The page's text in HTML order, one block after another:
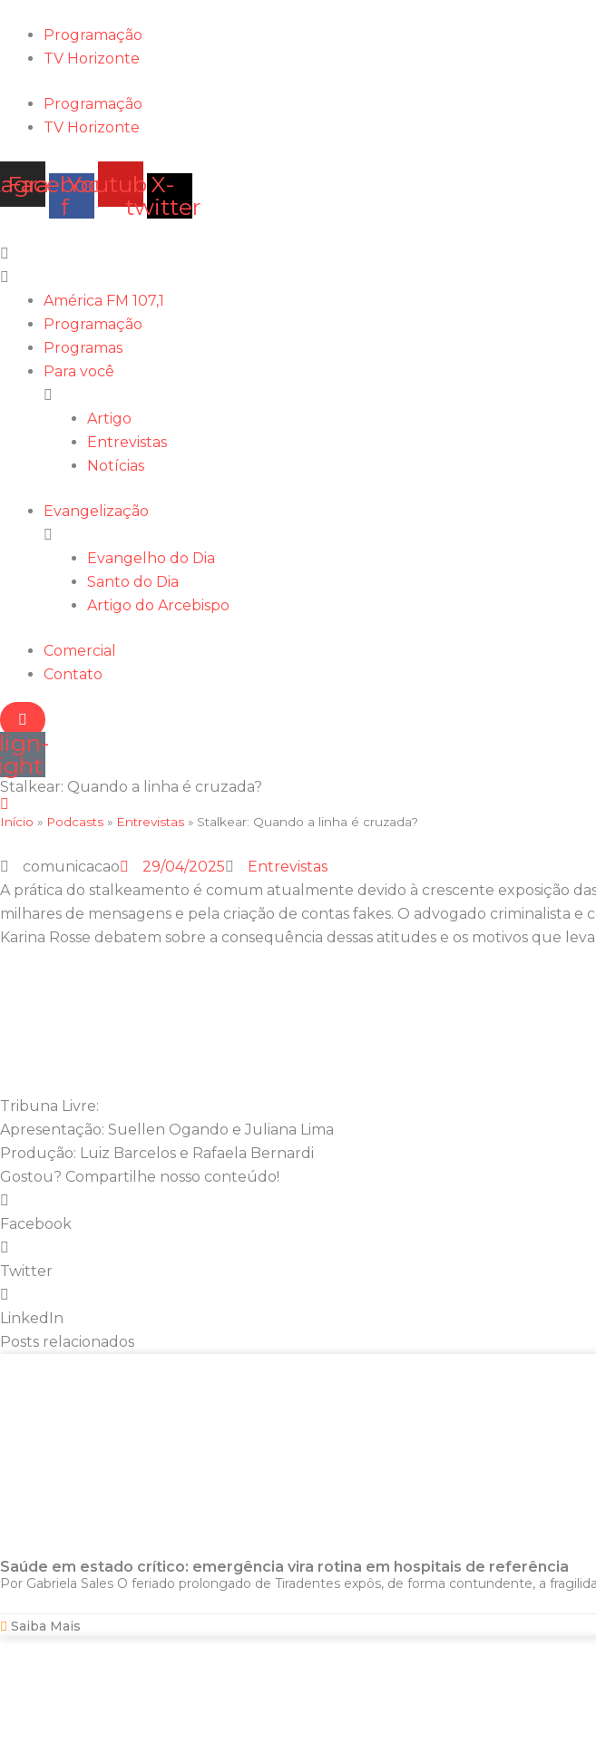
para
Programação
TV Horizonte
Programação
TV Horizonte
Facebook-
f
YoutubeX-
twitter
América FM 107,1
Programação
Programas
Para você
Artigo
Entrevistas
Notícias
Evangelização
Evangelho do Dia
Santo do Dia
Artigo do Arcebispo
Comercial
Contato
Stalkear: Quando a linha é cruzada?
Início » Podcasts » Entrevistas » Stalkear: Quando a linha é cruzada?
comunicacao 29/04/2025
Entrevistas
A prática do stalkeamento é comum atualmente devido à crescente exposição
milhares de mensagens e pela criação de contas fakes. O advogado criminalista
Karina Rosse debatem sobre a consequência dessas atitudes e os motivos que
Tribuna Livre:
Apresentação: Suellen Ogando e Juliana Lima
Produção: Luiz Barcelos e Rafaela Bernardi
Gostou? Compartilhe nosso conteúdo!
Facebook
Twitter
LinkedIn
Posts relacionados
Saúde em estado crítico: emergência vira rotina em hospitais de referência
Por Gabriela Sales O feriado prolongado de Tiradentes expôs, de forma contundente, a
Saiba Mais